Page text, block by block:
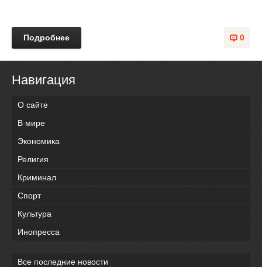
0
Подробнее
Навигация
О сайте
В мире
Экономика
Религия
Криминал
Спорт
Культура
Инопресса
Все последние новости